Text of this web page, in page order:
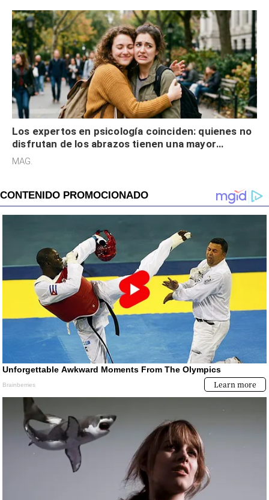
Los expertos en psicología coinciden: quienes no
disfrutan de los abrazos tienen una mayor
sensibilidad a los estímulos físicos y no es por
MAG.